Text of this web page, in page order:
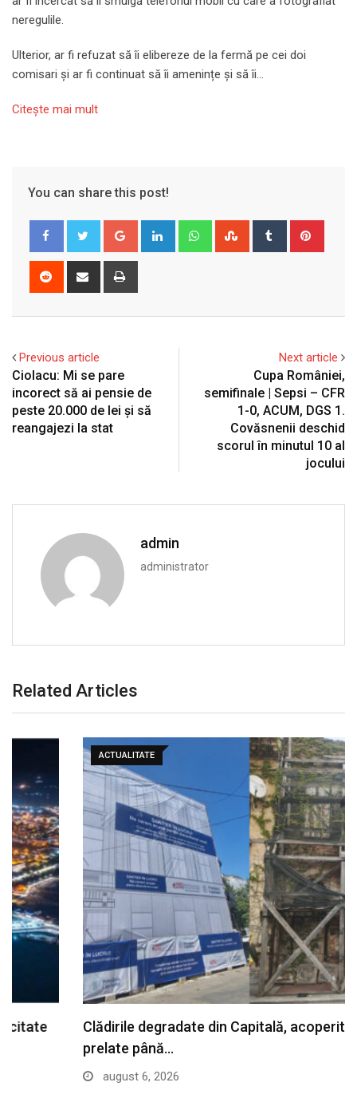
neregulile.
Ulterior, ar fi refuzat să îi elibereze de la fermă pe cei doi
comisari și ar fi continuat să îi amenințe și să îi…
Citeşte mai mult
You can share this post!
Google+ LinkedIn WhatsappStumbleUpon
Tumblr
Reddit
Share
Previous article
Ciolacu: Mi se pare
incorect să ai pensie de
peste 20.000 de lei și să
reangajezi la stat
Next article
Cupa României,
semifinale | Sepsi – CFR
1-0, ACUM, DGS 1.
Covăsnenii deschid
scorul în minutul 10 al
jocului
admin
administrator
Related Articles
ACTUALITATE
Clădirile degradate din Capitală, acoperite cu
prelate până…
august 6, 2026